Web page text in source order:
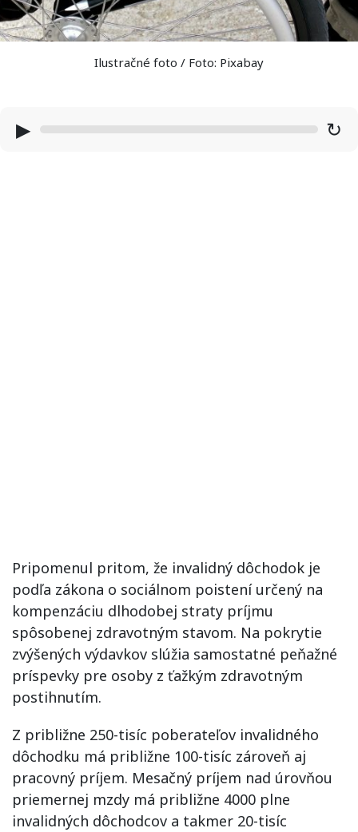
Ilustračné foto / Foto: Pixabay
▶ ↻
Pripomenul pritom, že invalidný dôchodok je
podľa zákona o sociálnom poistení určený na
kompenzáciu dlhodobej straty príjmu
spôsobenej zdravotným stavom. Na pokrytie
zvýšených výdavkov slúžia samostatné peňažné
príspevky pre osoby z ťažkým zdravotným
postihnutím.
Z približne 250-tisíc poberateľov invalidného
dôchodku má približne 100-tisíc zároveň aj
pracovný príjem. Mesačný príjem nad úrovňou
priemernej mzdy má približne 4000 plne
invalidných dôchodcov a takmer 20-tisíc